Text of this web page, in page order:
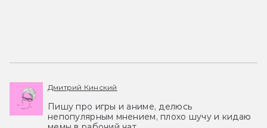
Дмитрий Кинский
Пишу про игры и аниме, делюсь
непопулярным мнением, плохо шучу и кидаю